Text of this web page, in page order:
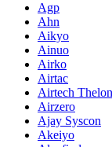
Agp
Ahn
Aikyo
Ainuo
Airko
Airtac
Airtech
Airzero
Ajay Syscon
Akeiyo